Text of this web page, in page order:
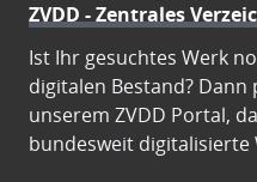
ZVDD - Zentrales
Ist Ihr gesuchtes Werk
digitalen Bestand?
unserem ZVDD Portal,
bundesweit digitalisierte